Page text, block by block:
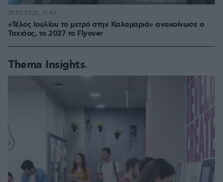
«Τέλος Ιουλίου το μετρό στην Καλαμαριά» ανακοίνωσε ο
Ταχιάος, το 2027 το Flyover
31.05.2026, 11:40
Thema Insights